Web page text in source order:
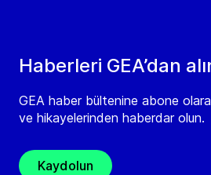
Haberleri GEA’dan
GEA haber bültenine abone
ve hikayelerinden haberdar olun.
Kaydolun